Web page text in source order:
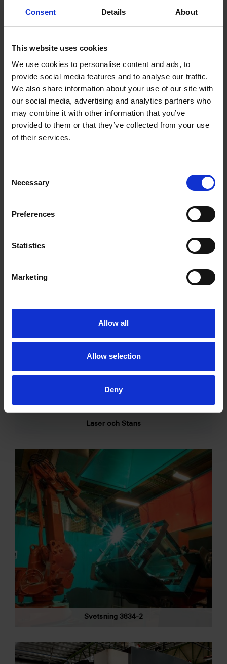
Consent Details About
This website uses cookies
We use cookies to personalise content and ads, to
provide social media features and to analyse our traffic.
We also share information about your use of our site with
our social media, advertising and analytics partners who
may combine it with other information that you’ve
provided to them or that they’ve collected from your use
of their services.
Selection
Necessary
Preferences
Statistics
Marketing
Allow all
Allow selection
Deny
breda utbud. Om ni önskar fler referenser eller
ytterligare information är ni välkomna att kontakta
någon av våra säljare. Vi är redo att titta på era behov
och hjälpa er med skräddarsydda plåtdetaljer av
Laser och Stans
Svetsning 3834-2